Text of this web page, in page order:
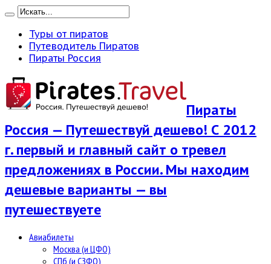
Туры от пиратов
Путеводитель Пиратов
Пираты Россия
Пираты
Россия — Путешествуй дешево! С 2012
г. первый и главный сайт о тревел
предложениях в России. Мы находим
дешевые варианты — вы
путешествуете
Авиабилеты
Москва (и ЦФО)
СПб (и СЗФО)